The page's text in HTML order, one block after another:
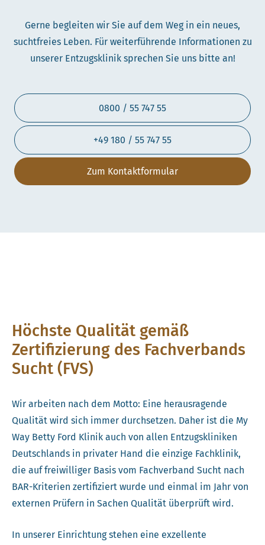
Gerne begleiten wir Sie auf dem Weg in ein neues,
suchtfreies Leben. Für weiterführende Informationen zu
unserer Entzugsklinik sprechen Sie uns bitte an!
0800 / 55 747 55
+49 180 / 55 747 55
Zum Kontaktformular
Höchste Qualität gemäß
Zertifizierung des Fachverbands
Sucht (FVS)
Wir arbeiten nach dem Motto: Eine herausragende
Qualität wird sich immer durchsetzen. Daher ist die My
Way Betty Ford Klinik auch von allen Entzugskliniken
Deutschlands in privater Hand die einzige Fachklinik,
die auf freiwilliger Basis vom Fachverband Sucht nach
BAR-Kriterien zertifiziert wurde und einmal im Jahr von
externen Prüfern in Sachen Qualität überprüft wird.
In unserer Einrichtung stehen eine exzellente